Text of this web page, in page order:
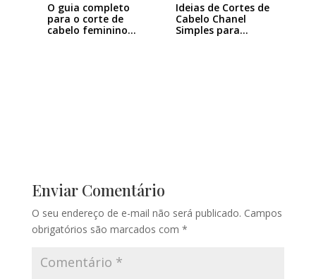
O guia completo
para o corte de
cabelo feminino…
Ideias de Cortes de
Cabelo Chanel
Simples para…
Enviar Comentário
O seu endereço de e-mail não será publicado. Campos
obrigatórios são marcados com *